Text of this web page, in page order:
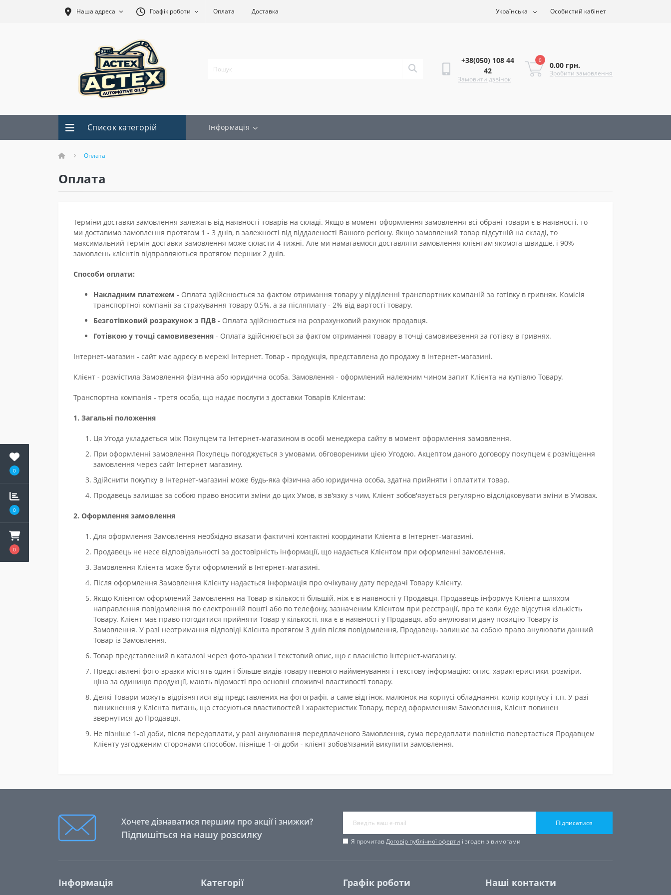
0
0
0
Наша адреса Графік роботи Оплата Доставка Українська Особистий кабінет
+38(050) 108 44
42
Замовити дзвінок
0
0.00 грн.
Зробити замовлення
Список категорій Інформація
Oплата
Oплата
Терміни доставки замовлення залежать від наявності товарів на складі. Якщо в момент оформлення замовлення всі обрані товари є в наявності, то
ми доставимо замовлення протягом 1 - 3 днів, в залежності від віддаленості Вашого регіону. Якщо замовлений товар відсутній на складі, то
максимальний термін доставки замовлення може скласти 4 тижні. Але ми намагаємося доставляти замовлення клієнтам якомога швидше, і 90%
замовлень клієнтів відправляються протягом перших 2 днів.
Способи оплати:
Накладним платежем - Оплата здійснюється за фактом отримання товару у відділенні транспортних компаній за готівку в гривнях. Комісія
транспортної компанії за страхування товару 0,5%, а за післяплату - 2% від вартості товару.
Безготівковий розрахунок з ПДВ - Оплата здійснюється на розрахунковий рахунок продавця.
Готівкою у точці самовивезення - Оплата здійснюється за фактом отримання товару в точці самовивезення за готівку в гривнях.
Інтернет-магазин - сайт має адресу в мережі Інтернет. Товар - продукція, представлена до продажу в інтернет-магазині.
Клієнт - розмістила Замовлення фізична або юридична особа. Замовлення - оформлений належним чином запит Клієнта на купівлю Товару.
Транспортна компанія - третя особа, що надає послуги з доставки Товарів Клієнтам:
1. Загальні положення
Ця Угода укладається між Покупцем та Інтернет-магазином в особі менеджера сайту в момент оформлення замовлення.
При оформленні замовлення Покупець погоджується з умовами, обговореними цією Угодою. Акцептом даного договору покупцем є розміщення
замовлення через сайт Інтернет магазину.
Здійснити покупку в Інтернет-магазині може будь-яка фізична або юридична особа, здатна прийняти і оплатити товар.
Продавець залишає за собою право вносити зміни до цих Умов, в зв'язку з чим, Клієнт зобов'язується регулярно відслідковувати зміни в Умовах.
2. Оформлення замовлення
Для оформлення Замовлення необхідно вказати фактичні контактні координати Клієнта в Інтернет-магазині.
Продавець не несе відповідальності за достовірність інформації, що надається Клієнтом при оформленні замовлення.
Замовлення Клієнта може бути оформлений в Інтернет-магазині.
Після оформлення Замовлення Клієнту надається інформація про очікувану дату передачі Товару Клієнту.
Якщо Клієнтом оформлений Замовлення на Товар в кількості більшій, ніж є в наявності у Продавця, Продавець інформує Клієнта шляхом
направлення повідомлення по електронній пошті або по телефону, зазначеним Клієнтом при реєстрації, про те коли буде відсутня кількість
Товару. Клієнт має право погодитися прийняти Товар у кількості, яка є в наявності у Продавця, або анулювати дану позицію Товару із
Замовлення. У разі неотримання відповіді Клієнта протягом 3 днів після повідомлення, Продавець залишає за собою право анулювати данний
Товар із Замовлення.
Товар представлений в каталозі через фото-зразки і текстовий опис, що є власністю Інтернет-магазину.
Представлені фото-зразки містять один і більше видів товару певного найменування і текстову інформацію: опис, характеристики, розміри,
ціна за одиницю продукції, мають відомості про основні споживчі властивості товару.
Деякі Товари можуть відрізнятися від представлених на фотографії, а саме відтінок, малюнок на корпусі обладнання, колір корпусу і т.п. У разі
виникнення у Клієнта питань, що стосуються властивостей і характеристик Товару, перед оформленням Замовлення, Клієнт повинен
звернутися до Продавця.
Не пізніше 1-ої доби, після передоплати, у разі анулювання передплаченого Замовлення, сума передоплати повністю повертається Продавцем
Клієнту узгодженим сторонами способом, пізніше 1-ої доби - клієнт зобов'язаний викупити замовлення.
Хочете дізнаватися першим про акції і знижки?
Підпишіться на нашу розсилку
Підписатися
Я прочитавДоговір публічної оферти і згоден з вимогами
Інформація Категорії Графік роботи Наші контакти